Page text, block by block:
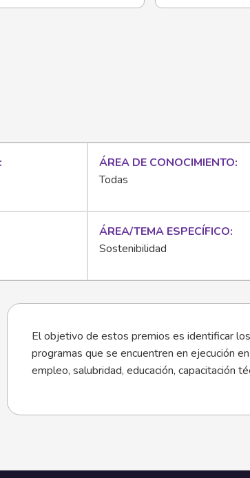
ÁREA DE CONOCIMIENTO
Todas
ÁREA/TEMA ESPECÍFICO
Sostenibilidad
El objetivo de estos premios es identificar
programas que se encuentren en ejecución
empleo, salubridad, educación, capacitación